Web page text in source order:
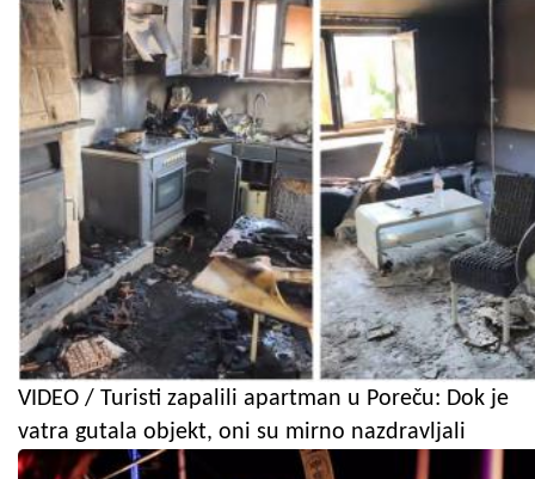
VIDEO / Turisti zapalili apartman u Poreču: Dok je
vatra gutala objekt, oni su mirno nazdravljali